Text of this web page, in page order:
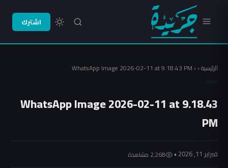
اشترك
الرئيسية‹
‹
WhatsApp Image 2026-02-11 at 9.18.43 PM
WhatsApp Image 2026-02-11 at 9.18.43
PM
فبراير 11, 2026 • 2٬268 مشاهدة